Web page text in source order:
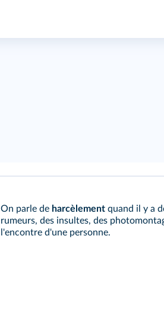
On parle de harcèlementquand il y a
rumeurs, des insultes, des
l'encontre d'une personne.